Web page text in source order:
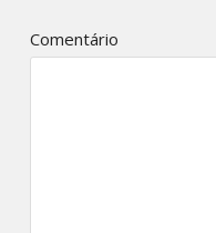
Comentário